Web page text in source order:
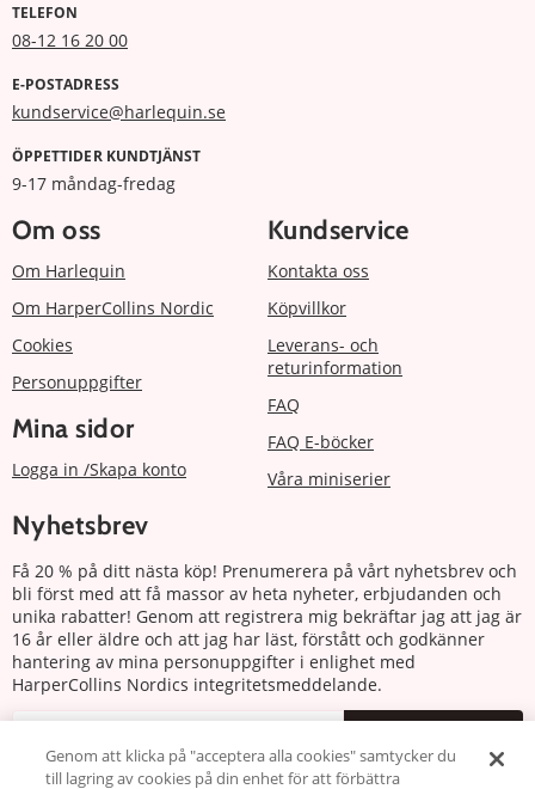
TELEFON
08-12 16 20 00
E-POSTADRESS
kundservice@harlequin.se
ÖPPETTIDER KUNDTJÄNST
9-17 måndag-fredag
Om oss
Om Harlequin
Om HarperCollins Nordic
Cookies
Personuppgifter
Mina sidor
Logga in /Skapa konto
Kundservice
Kontakta oss
Köpvillkor
Leverans- och
returinformation
FAQ
FAQ E-böcker
Våra miniserier
Nyhetsbrev
Få 20 % på ditt nästa köp! Prenumerera på vårt nyhetsbrev och
bli först med att få massor av heta nyheter, erbjudanden och
unika rabatter! Genom att registrera mig bekräftar jag att jag är
16 år eller äldre och att jag har läst, förstått och godkänner
hantering av mina personuppgifter i enlighet med
HarperCollins Nordics integritetsmeddelande.
Genom att klicka på "acceptera alla cookies" samtycker du
till lagring av cookies på din enhet för att förbättra